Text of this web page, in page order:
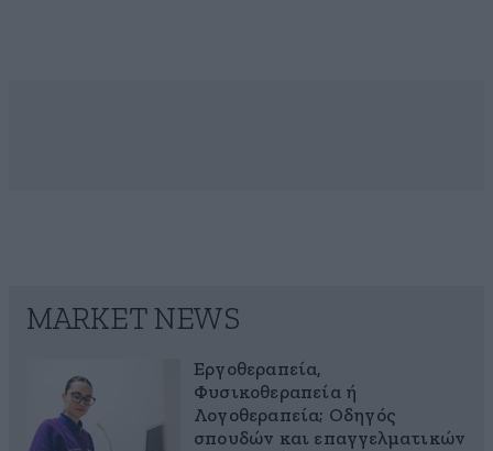
MARKET NEWS
Εργοθεραπεία,
Φυσικοθεραπεία ή
Λογοθεραπεία; Οδηγός
σπουδών και επαγγελματικών